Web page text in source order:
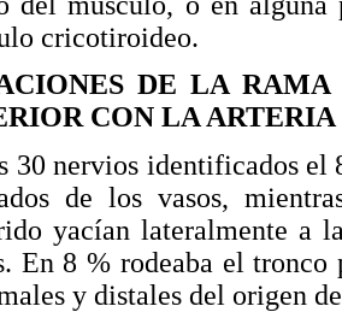
cricotiroideo.
DE LA
CON LA
30 nervios identificados el
de los vasos,
yacían lateralmente a
En 8 % rodeaba el
y distales del origen